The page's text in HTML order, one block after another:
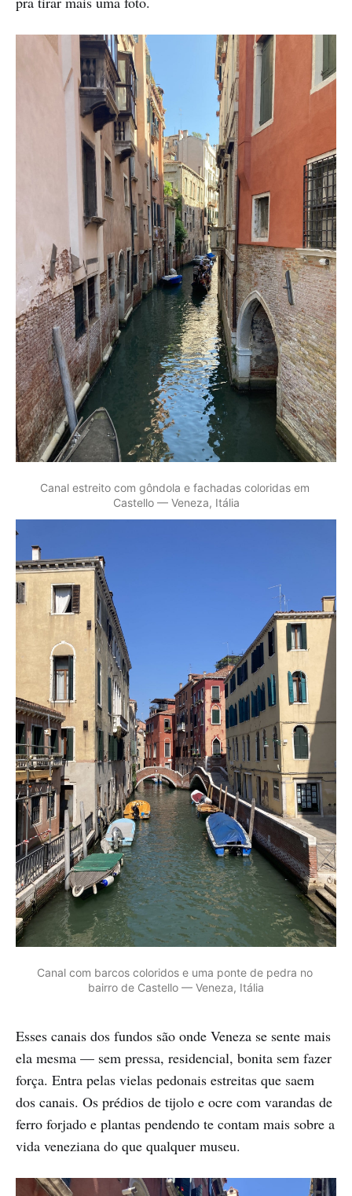
Canal estreito com gôndola e fachadas coloridas em
Castello — Veneza, Itália
Canal com barcos coloridos e uma ponte de pedra no
bairro de Castello — Veneza, Itália
Esses canais dos fundos são onde Veneza se sente mais
ela mesma — sem pressa, residencial, bonita sem fazer
força. Entra pelas vielas pedonais estreitas que saem
dos canais. Os prédios de tijolo e ocre com varandas de
ferro forjado e plantas pendendo te contam mais sobre a
vida veneziana do que qualquer museu.